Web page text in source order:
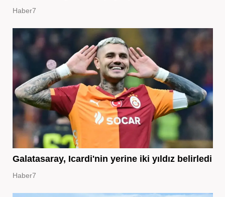
Haber7
Galatasaray, Icardi'nin yerine iki yıldız belirledi
Haber7